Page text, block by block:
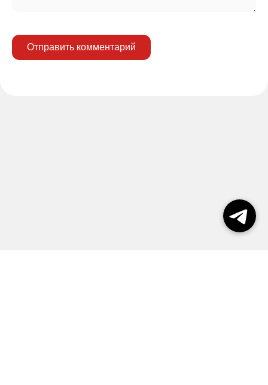
Отправить комментарий